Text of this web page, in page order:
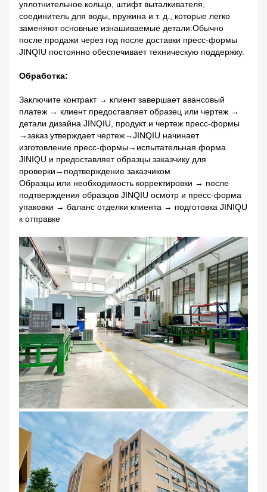
уплотнительное кольцо, штифт выталкивателя,
соединитель для воды, пружина и т. д., которые легко
заменяют основные изнашиваемые детали.Обычно
после продажи через год после доставки пресс-формы
JINQIU постоянно обеспечивает техническую поддержку.
Обработка:
Заключите контракт → клиент завершает авансовый
платеж → клиент предоставляет образец или чертеж →
детали дизайна JINQIU, продукт и чертеж пресс-формы
→заказ утверждает чертеж→JINQIU начинает
изготовление пресс-формы→испытательная форма
JINIQU и предоставляет образцы заказчику для
проверки→подтверждение заказчиком
Образцы или необходимость корректировки → после
подтверждения образцов JINQIU осмотр и пресс-форма
упаковки → баланс отделки клиента → подготовка JINIQU
к отправке